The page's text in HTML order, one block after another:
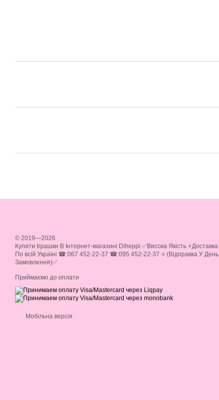
© 2019—2026
Купити Іграшки В Інтернет-магазині Diheppi ✅Висока Якість ⚡Доставка
По всій Україні ☎:067 452-22-37 ☎:095 452-22-37 ⭐ (Відправка У День
Замовлення)✅
Приймаємо до оплати
Мобільна версія